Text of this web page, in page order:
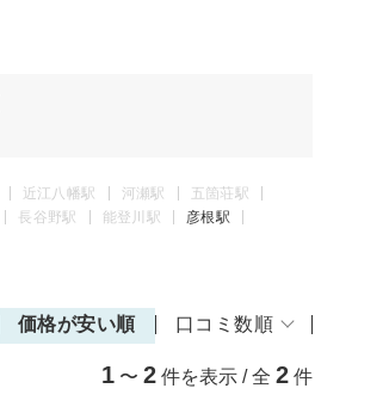
近江八幡駅 河瀬駅
五箇荘駅
長谷野駅 能登川駅
彦根駅
価格が安い順 口コミ数順
1 〜 2 件を表示 / 全 2 件